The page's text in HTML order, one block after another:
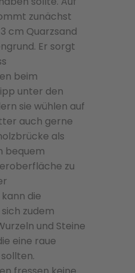
zunächst
cm Quarzsand
Er sorgt
beim
unter den
sie wühlen auf
auch gerne
als
bequem
zu
die
zudem
und Steine
eine raue